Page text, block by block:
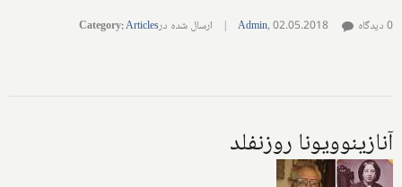
Admin,02.05.2018
| ارسال شده در Category:Articles 0 دیدگاه
آنازینوویونا روزنفلد